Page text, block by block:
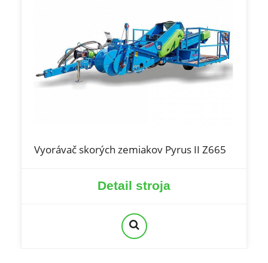
Vyorávač skorých zemiakov Pyrus II Z665
Detail stroja